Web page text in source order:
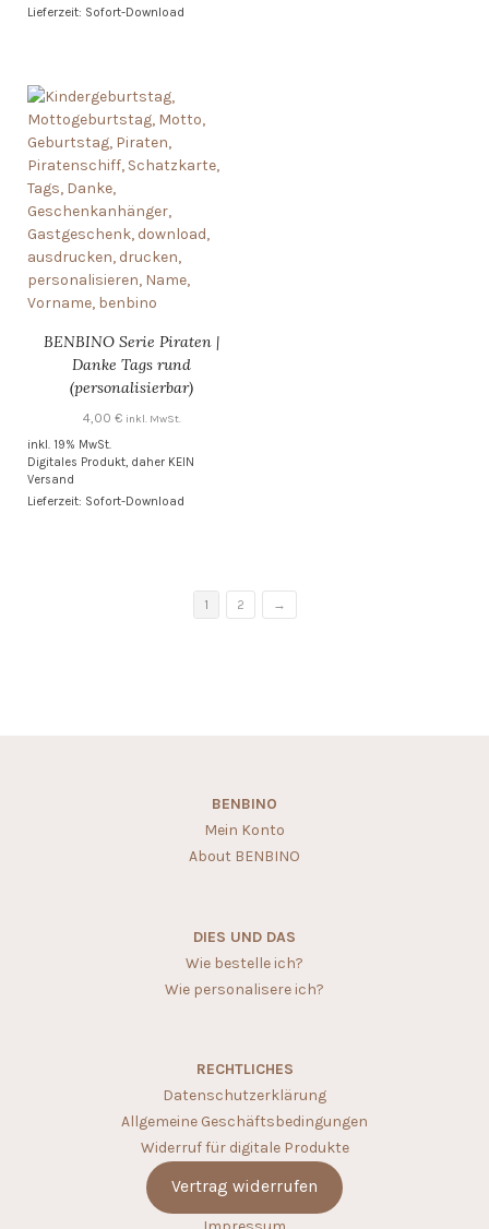
Lieferzeit: Sofort-Download
BENBINO Serie Piraten |
Danke Tags rund
(personalisierbar)
4,00 € inkl. MwSt.
inkl. 19% MwSt.
Digitales Produkt, daher KEIN
Versand
Lieferzeit: Sofort-Download
1 2 →
BENBINO
Mein Konto
About BENBINO
DIES UND DAS
Wie bestelle ich?
Wie personalisere ich?
RECHTLICHES
Datenschutzerklärung
Allgemeine Geschäftsbedingungen
Widerruf für digitale Produkte
Vertrag widerrufen